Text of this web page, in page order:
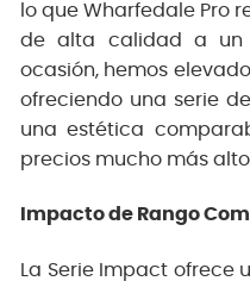
lo que Wharfedale Pro
de alta calidad a un
ocasión, hemos
ofreciendo una serie
una estética
precios mucho más alto.
Impacto de Rango
La Serie Impact